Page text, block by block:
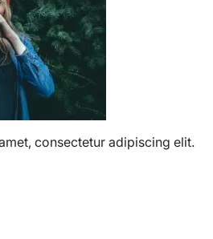
consectetur adipiscing elit.